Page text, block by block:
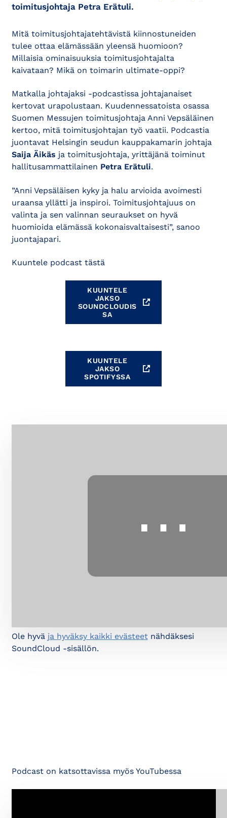
toimitusjohtaja Petra Erätuli.
Mitä toimitusjohtajatehtävistä kiinnostuneiden
tulee ottaa elämässään yleensä huomioon?
Millaisia ominaisuuksia toimitusjohtajalta
kaivataan? Mikä on toimarin ultimate-oppi?
Matkalla johtajaksi -podcastissa johtajanaiset
kertovat urapolustaan. Kuudennessatoista osassa
Suomen Messujen toimitusjohtaja Anni Vepsäläinen
kertoo, mitä toimitusjohtajan työ vaatii. Podcastia
juontavat Helsingin seudun kauppakamarin johtaja
Saija Äikäs ja toimitusjohtaja, yrittäjänä toiminut
hallitusammattilainen Petra Erätuli.
”Anni Vepsäläisen kyky ja halu arvioida avoimesti
uraansa yllätti ja inspiroi. Toimitusjohtajuus on
valinta ja sen valinnan seuraukset on hyvä
huomioida elämässä kokonaisvaltaisesti”, sanoo
juontajapari.
Kuuntele podcast tästä
KUUNTELE
JAKSO
SOUNDCLOUDIS
SA
KUUNTELE
JAKSO
SPOTIFYSSA
⋯
Ole hyvä ja hyväksy kaikki evästeetnähdäksesi
SoundCloud -sisällön.
Podcast on katsottavissa myös YouTubessa